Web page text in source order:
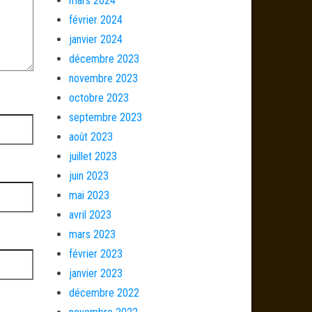
février 2024
janvier 2024
décembre 2023
novembre 2023
octobre 2023
septembre 2023
août 2023
juillet 2023
juin 2023
mai 2023
avril 2023
mars 2023
février 2023
janvier 2023
décembre 2022